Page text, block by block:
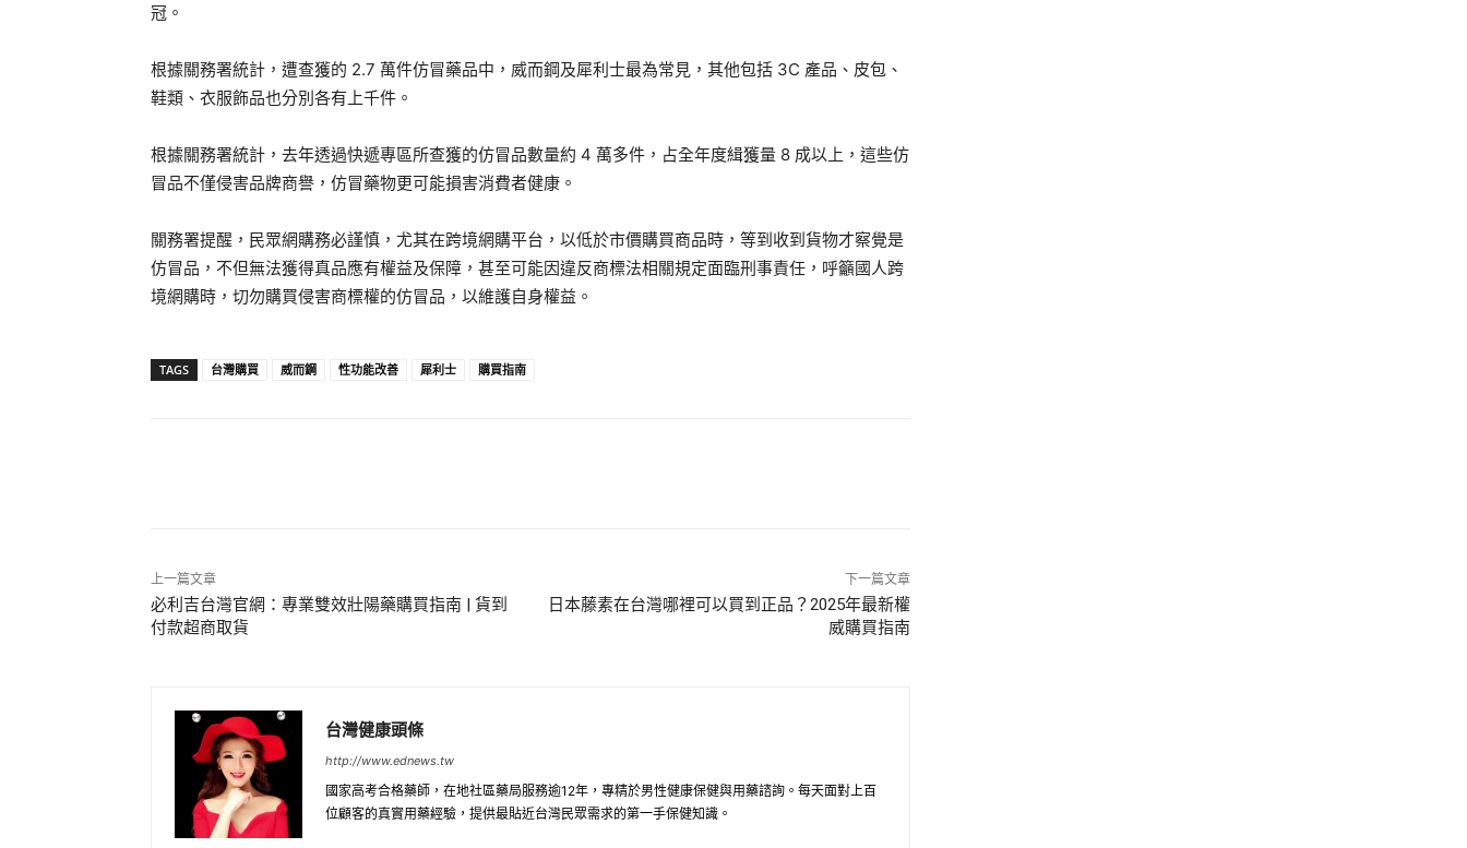
冠。
根據關務署統計，遭查獲的 2.7 萬件仿冒藥品中，威而鋼及犀利士最為常見，其他包括 3C 產品、皮包、
鞋類、衣服飾品也分別各有上千件。
根據關務署統計，去年透過快遞專區所查獲的仿冒品數量約 4 萬多件，占全年度緝獲量 8 成以上，這些仿
冒品不僅侵害品牌商譽，仿冒藥物更可能損害消費者健康。
關務署提醒，民眾網購務必謹慎，尤其在跨境網購平台，以低於市價購買商品時，等到收到貨物才察覺是
仿冒品，不但無法獲得真品應有權益及保障，甚至可能因違反商標法相關規定面臨刑事責任，呼籲國人跨
境網購時，切勿購買侵害商標權的仿冒品，以維護自身權益。
TAGS 台灣購買 威而鋼 性功能改善 犀利士 購買指南
上一篇文章
必利吉台灣官網：專業雙效壯陽藥購買指南 | 貨到
付款超商取貨
下一篇文章
日本藤素在台灣哪裡可以買到正品？2025年最新權
威購買指南
台灣健康頭條
http://www.ednews.tw
國家高考合格藥師，在地社區藥局服務逾12年，專精於男性健康保健與用藥諮詢。每天面對上百
位顧客的真實用藥經驗，提供最貼近台灣民眾需求的第一手保健知識。